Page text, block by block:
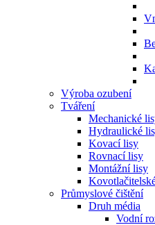
Výroba ozubení
Tváření
Mechanické
Hydraulické
Kovací lisy
Rovnací lisy
Montážní lisy
Průmyslové čištění
Druh média
Vodní